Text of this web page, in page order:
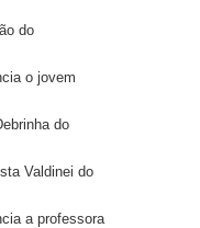
do
o jovem
do
Valdinei do
a professora